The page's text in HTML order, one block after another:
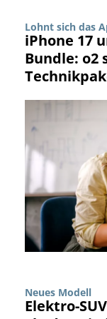
Lohnt sich das
iPhone 17
Bundle: o2
Neues Modell
Elektro-